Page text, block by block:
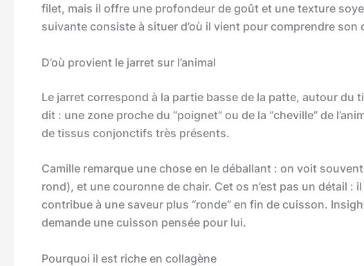
filet, mais il offre une profondeur de goût et une texture
suivante consiste à situer d’où il vient pour comprendre
D’où provient le jarret sur l’animal
Le jarret correspond à la partie basse de la patte, autour du
dit : une zone proche du “poignet” ou de la “cheville” de
de tissus conjonctifs très présents.
Camille remarque une chose en le déballant : on voit
rond), et une couronne de chair. Cet os n’est pas un détail :
contribue à une saveur plus “ronde” en fin de cuisson.
demande une cuisson pensée pour lui.
Pourquoi il est riche en collagène